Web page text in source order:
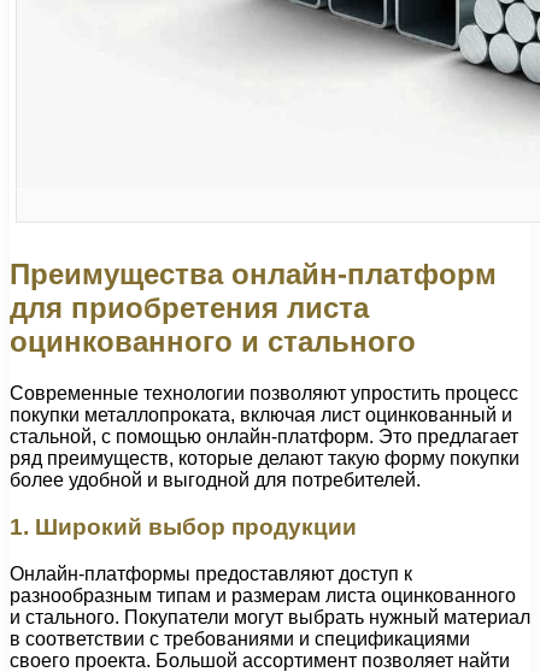
Преимущества онлайн-платформ
для приобретения листа
оцинкованного и стального
Современные технологии позволяют упростить процесс
покупки металлопроката, включая лист оцинкованный и
стальной, с помощью онлайн-платформ. Это предлагает
ряд преимуществ, которые делают такую форму покупки
более удобной и выгодной для потребителей.
1. Широкий выбор продукции
Онлайн-платформы предоставляют доступ к
разнообразным типам и размерам листа оцинкованного
и стального. Покупатели могут выбрать нужный материал
в соответствии с требованиями и спецификациями
своего проекта. Большой ассортимент позволяет найти